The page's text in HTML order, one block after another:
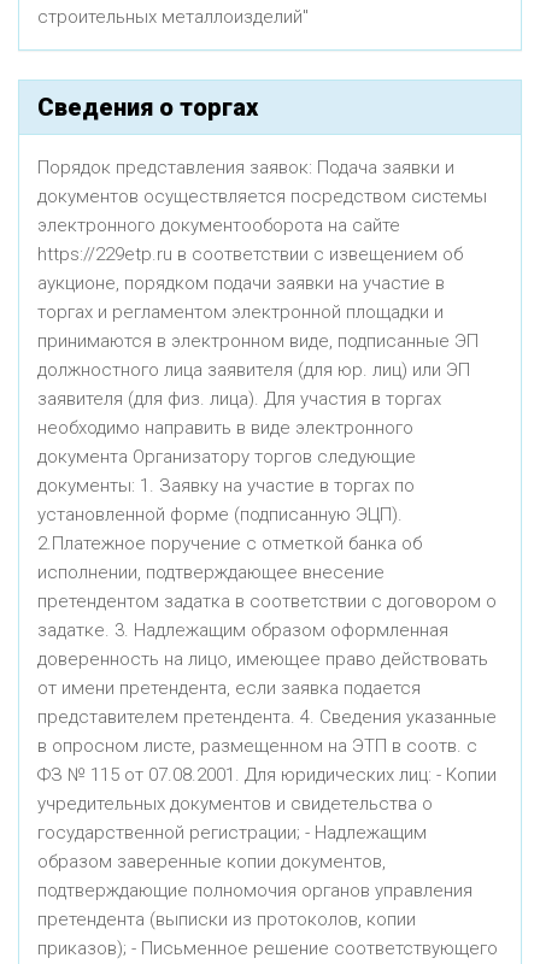
строительных металлоизделий"
Сведения о торгах
Порядок представления заявок: Подача заявки и
документов осуществляется посредством системы
электронного документооборота на сайте
https://229etp.ru в соответствии с извещением об
аукционе, порядком подачи заявки на участие в
торгах и регламентом электронной площадки и
принимаются в электронном виде, подписанные ЭП
должностного лица заявителя (для юр. лиц) или ЭП
заявителя (для физ. лица). Для участия в торгах
необходимо направить в виде электронного
документа Организатору торгов следующие
документы: 1. Заявку на участие в торгах по
установленной форме (подписанную ЭЦП).
2.Платежное поручение с отметкой банка об
исполнении, подтверждающее внесение
претендентом задатка в соответствии с договором о
задатке. 3. Надлежащим образом оформленная
доверенность на лицо, имеющее право действовать
от имени претендента, если заявка подается
представителем претендента. 4. Сведения указанные
в опросном листе, размещенном на ЭТП в соотв. с
ФЗ № 115 от 07.08.2001. Для юридических лиц: - Копии
учредительных документов и свидетельства о
государственной регистрации; - Надлежащим
образом заверенные копии документов,
подтверждающие полномочия органов управления
претендента (выписки из протоколов, копии
приказов); - Письменное решение соответствующего